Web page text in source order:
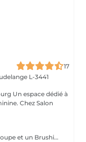
17
L-3441
à
Chez Salon
Le Forfait Coupe Coiffage contient une Coupe et un Brushing. Dépendant de l'épaisseur des cheveux le prix peut varier.